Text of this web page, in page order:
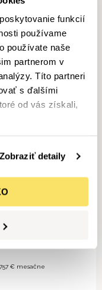
funkcií
používame
používate naše
partnerom v
Títo partneri
s ďalšími
od vás získali,
Zobraziť detaily
kupé
€ mesačne
757€ mesačne